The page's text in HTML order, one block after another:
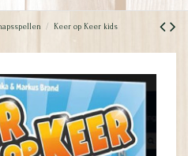
Keer op Keer kids